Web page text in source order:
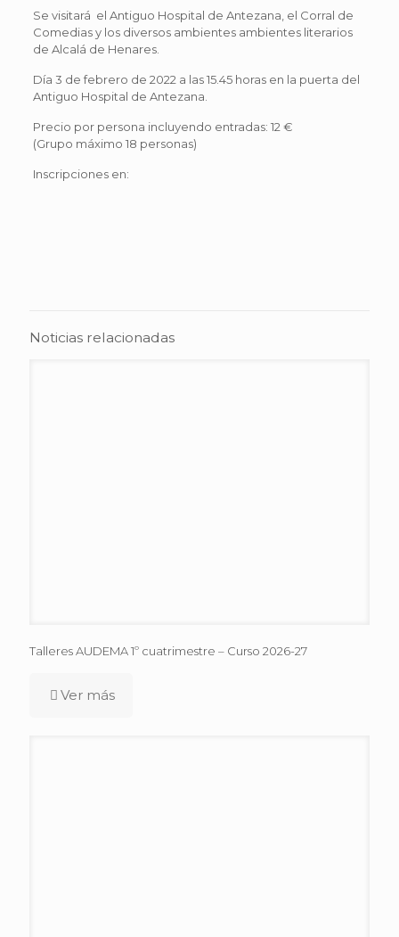
Se visitará el Antiguo Hospital de Antezana, el Corral de
Comedias y los diversos ambientes ambientes literarios
de Alcalá de Henares.
Día 3 de febrero de 2022 a las 15.45 horas en la puerta del
Antiguo Hospital de Antezana.
Precio por persona incluyendo entradas: 12 €
(Grupo máximo 18 personas)
Inscripciones en:
Noticias relacionadas
Talleres AUDEMA 1º cuatrimestre – Curso 2026-27
Ver más